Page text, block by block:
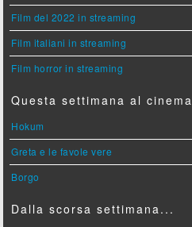
Film del 2022 in streaming
Film italiani in streaming
Film horror in streaming
Questa settimana al cinema
Hokum
Greta e le favole vere
Borgo
Dalla scorsa settimana...